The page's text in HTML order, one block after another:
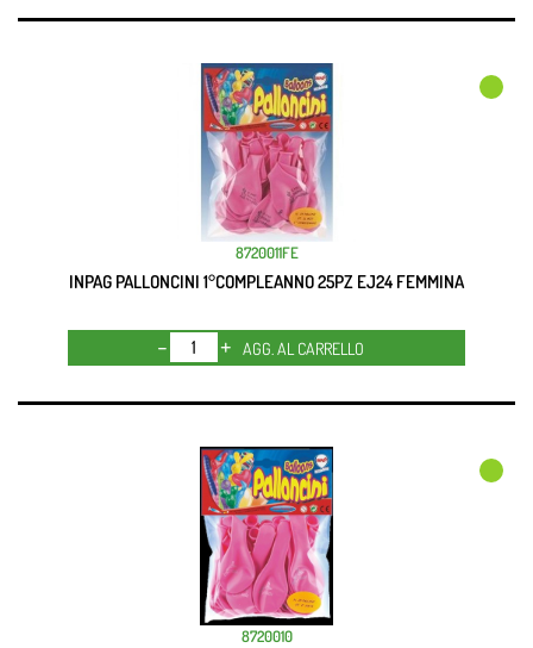
8720011FE
INPAG PALLONCINI 1°COMPLEANNO 25PZ EJ24 FEMMINA
Quantità
AGG. AL CARRELLO
8720010